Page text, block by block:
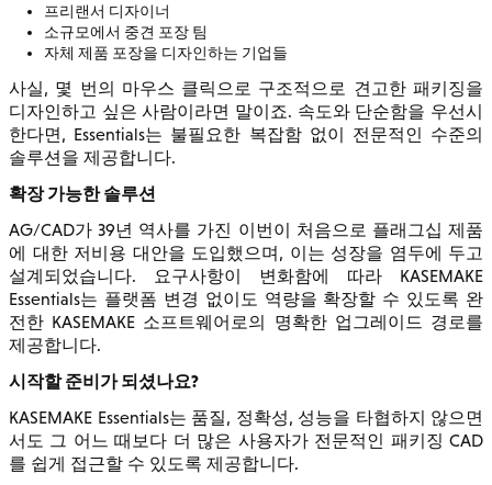
프리랜서 디자이너
소규모에서 중견 포장 팀
자체 제품 포장을 디자인하는 기업들
사실, 몇 번의 마우스 클릭으로 구조적으로 견고한 패키징을
디자인하고 싶은 사람이라면 말이죠. 속도와 단순함을 우선시
한다면, Essentials는 불필요한 복잡함 없이 전문적인 수준의
솔루션을 제공합니다.
확장 가능한 솔루션
AG/CAD가 39년 역사를 가진 이번이 처음으로 플래그십 제품
에 대한 저비용 대안을 도입했으며, 이는 성장을 염두에 두고
설계되었습니다. 요구사항이 변화함에 따라 KASEMAKE
Essentials는 플랫폼 변경 없이도 역량을 확장할 수 있도록 완
전한 KASEMAKE 소프트웨어로의 명확한 업그레이드 경로를
제공합니다.
시작할 준비가 되셨나요?
KASEMAKE Essentials는 품질, 정확성, 성능을 타협하지 않으면
서도 그 어느 때보다 더 많은 사용자가 전문적인 패키징 CAD
를 쉽게 접근할 수 있도록 제공합니다.